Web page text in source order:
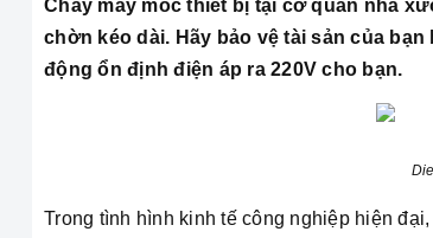
Cháy máy móc thiết bị tại cơ quan nhà
chờn kéo dài. Hãy bảo vệ tài sản của bạn
động ổn định điện áp ra 220V cho bạn.
Trong tình hình kinh tế công nghiệp hiện